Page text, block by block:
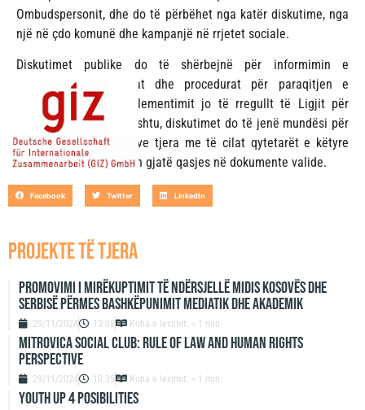
Ombudspersonit, dhe do të përbëhet nga katër diskutime, nga
një në çdo komunë dhe kampanjë në rrjetet sociale.
Diskutimet publike do të shërbejnë për informimin e
qytetarëve për drejtat dhe procedurat për paraqitjen e
diskriminimit apo implementimit jo të rregullt të Ligjit për
Ombuspersonin. Gjithashtu, diskutimet do të jenë mundësi për
paraqitjen e problemeve tjera me të cilat qytetarët e këtyre
komunave ballafaqohen gjatë qasjes në dokumente valide.
Facebook Twitter LinkedIn
projekte të tjera
Promovimi i mirëkuptimit të ndërsjellë midis Kosovës dhe
Serbisë përmes bashkëpunimit mediatik dhe akademik
29/11/2024 13:08 Koha e leximit: < 1 min
Mitrovica Social Club: Rule of Law and Human Rights
Perspective
29/11/2024 10:35 Koha e leximit: < 1 min
Youth up 4 Posibilities